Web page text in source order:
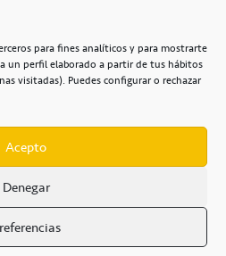
para fines analíticos y para mostrarte
un perfil elaborado a partir de tus hábitos
visitadas). Puedes configurar o rechazar
Acepto
Denegar
/ 38108 – La Laguna
/ POLÍTICA DE COOKIES /
/ CONDICIONES